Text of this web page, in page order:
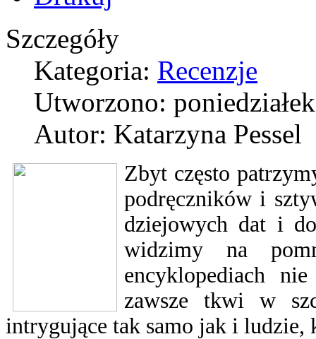
Szczegóły
Kategoria: Recenzje
Utworzono:
Autor: Katarzyna Pessel
Zbyt często
podręczników i
dziejowych dat i
widzimy na
encyklopediach
zawsze tkwi w
intrygujące tak samo jak i ludzie,